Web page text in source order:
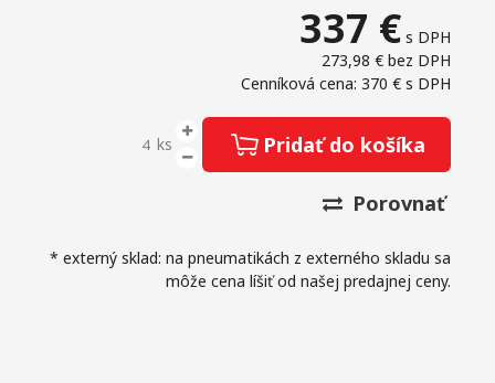
337 € s DPH
273,98 € bez DPH
Cenníková cena: 370 € s DPH
ks Pridať do košíka
Porovnať
* externý sklad: na pneumatikách z externého skladu sa
môže cena líšiť od našej predajnej ceny.